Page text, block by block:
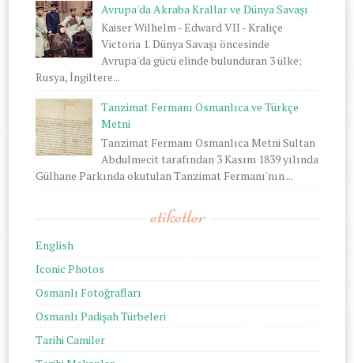
Avrupa'da Akraba Krallar ve Dünya Savaşı
Kaiser Wilhelm - Edward VII - Kraliçe
Victoria 1. Dünya Savaşı öncesinde
Avrupa'da gücü elinde bulunduran 3 ülke;
Rusya, İngiltere...
Tanzimat Fermanı Osmanlıca ve Türkçe
Metni
Tanzimat Fermanı Osmanlıca Metni Sultan
Abdulmecit tarafından 3 Kasım 1839 yılında
Gülhane Parkında okutulan Tanzimat Fermanı'nın ...
etiketler
English
Iconic Photos
Osmanlı Fotoğrafları
Osmanlı Padişah Türbeleri
Tarihi Camiler